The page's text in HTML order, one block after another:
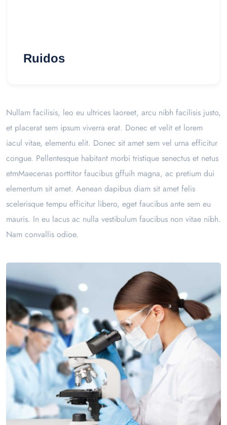
Ruidos
Nullam facilisis, leo eu ultrices laoreet, arcu nibh facilisis justo,
et placerat sem ipsum viverra erat. Donec et velit et lorem
iacul vitae, elementu elit. Donec sit amet sem vel urna efficitur
congue. Pellentesque habitant morbi tristique senectus et netus
etmMaecenas porttitor faucibus gffuih magna, ac pretium dui
elementum sit amet. Aenean dapibus diam sit amet felis
scelerisque tempu efficitur libero, eget faucibus ante sem eu
mauris. In eu lacus ac nulla vestibulum faucibus non vitae nibh.
Nam convallis odioe.